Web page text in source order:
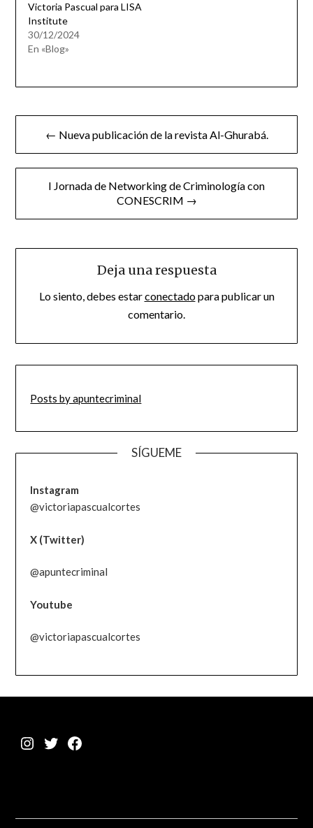
Victoria Pascual para LISA
Institute
30/12/2024
En «Blog»
Navegación
de
← Nueva publicación de la revista Al-Ghurabá.
I Jornada de Networking de Criminología con
CONESCRIM →
Deja una respuesta
Lo siento, debes estarconectadopara publicar un
comentario.
Posts by apuntecriminal
SÍGUEME
Instagram
@victoriapascualcortes
X (Twitter)
@apuntecriminal
Youtube
@victoriapascualcortes
Instagram
TwitterFacebook